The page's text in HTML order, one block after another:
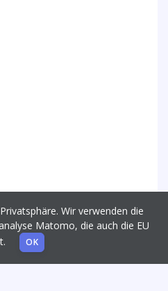
Wir verwenden die
Matomo, die auch die EU
OK